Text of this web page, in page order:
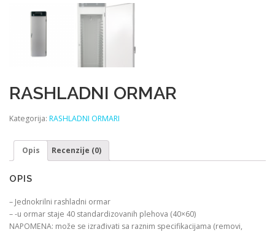
RASHLADNI ORMAR
Kategorija: RASHLADNI ORMARI
Opis Recenzije (0)
OPIS
– Jednokrilni rashladni ormar
– -u ormar staje 40 standardizovanih plehova (40×60)
NAPOMENA: može se izrađivati sa raznim specifikacijama (removi,